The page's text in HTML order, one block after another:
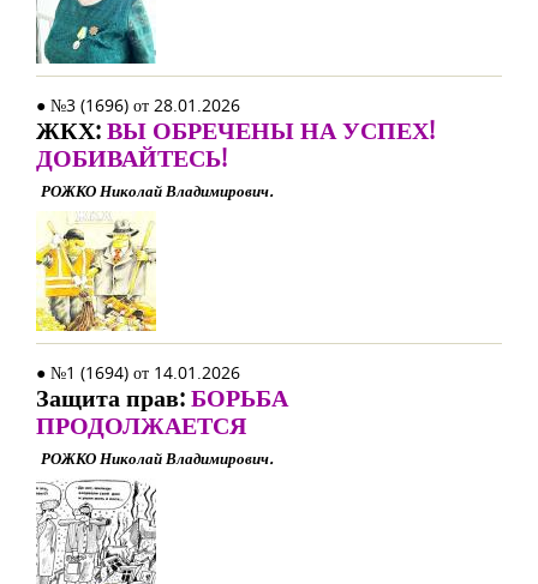
● №3 (1696) от 28.01.2026
ЖКХ:ВЫ ОБРЕЧЕНЫ НА УСПЕХ!
ДОБИВАЙТЕСЬ!
РОЖКО Николай Владимирович.
● №1 (1694) от 14.01.2026
Защита прав:БОРЬБА
ПРОДОЛЖАЕТСЯ
РОЖКО Николай Владимирович.